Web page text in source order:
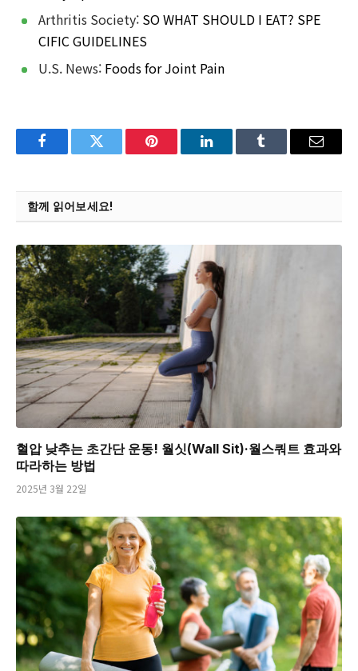
Arthritis Society: SO WHAT SHOULD I EAT? SPE
CIFIC GUIDELINES
U.S. News: Foods for Joint Pain
FacebookTwitter Pinterest LinkedInTumblr Email
함께 읽어보세요!
혈압 낮추는 초간단 운동! 월싯(Wall Sit)·월스쿼트 효과와
따라하는 방법
2025년 3월 22일